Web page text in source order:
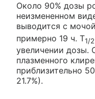
Около 90% дозы
неизмененном
выводится с
примерно 19 ч. T1/2
увеличении дозы.
плазменного
приблизительно
21.7%).